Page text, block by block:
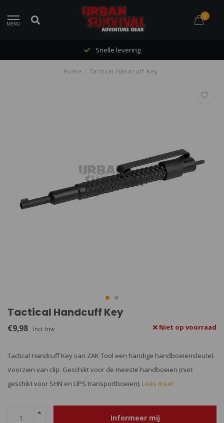
MENU
0
Snelle levering
Home Tactical Handcuff Key
Tactical Handcuff Key
€9,98 Incl. btw Niet op voorraad
Tactical Handcuff Key van ZAK Tool een handige handboeiensleutel.
Voorzien van clip. Geschikt voor de meeste handboeien (niet
geschikt voor SHN en LIPS transportboeien). Lees meer..
Informeer mij